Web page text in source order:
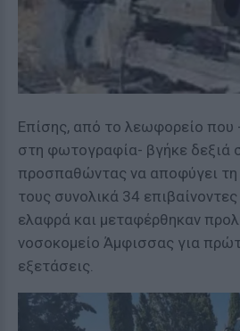
Επίσης, από το λεωφορείο που
στη φωτογραφία- βγήκε δεξιά
προσπαθώντας να αποφύγει
τους συνολικά 34
ελαφρά και μεταφέρθηκαν
νοσοκομείο Άμφισσας για
εξετάσεις.